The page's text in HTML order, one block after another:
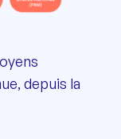
depuis la